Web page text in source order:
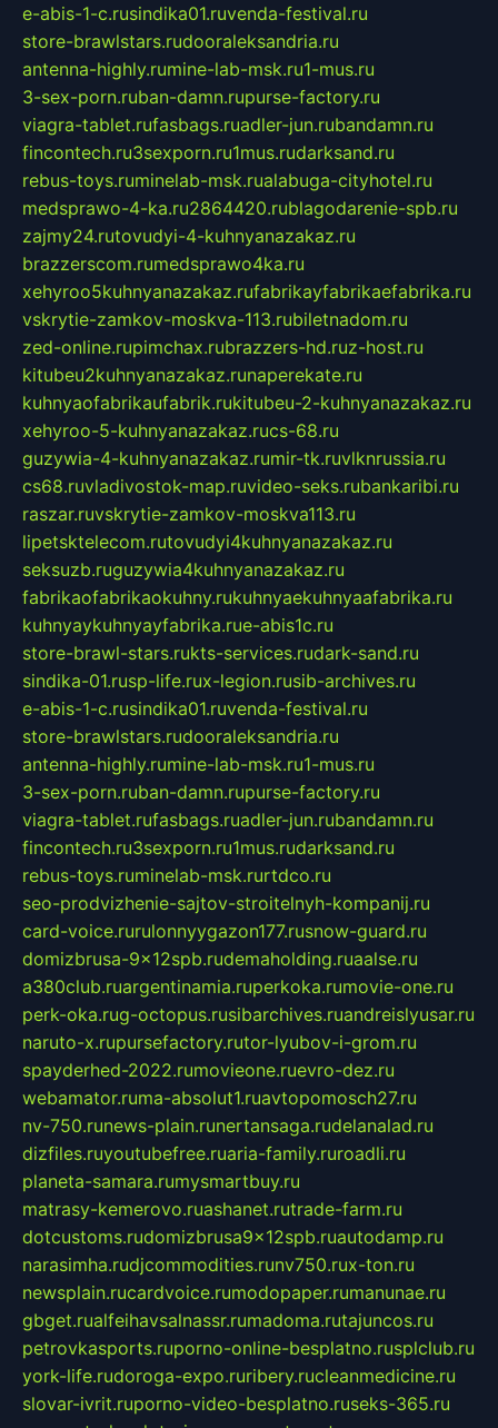
e-abis-1-c.rusindika01.ruvenda-festival.ru
store-brawlstars.rudooraleksandria.ru
antenna-highly.rumine-lab-msk.ru1-mus.ru
3-sex-porn.ruban-damn.rupurse-factory.ru
viagra-tablet.rufasbags.ruadler-jun.rubandamn.ru
fincontech.ru3sexporn.ru1mus.rudarksand.ru
rebus-toys.ruminelab-msk.rualabuga-cityhotel.ru
medsprawo-4-ka.ru2864420.rublagodarenie-spb.ru
zajmy24.rutovudyi-4-kuhnyanazakaz.ru
brazzerscom.rumedsprawo4ka.ru
xehyroo5kuhnyanazakaz.rufabrikayfabrikaefabrika.ru
vskrytie-zamkov-moskva-113.rubiletnadom.ru
zed-online.rupimchax.rubrazzers-hd.ruz-host.ru
kitubeu2kuhnyanazakaz.runaperekate.ru
kuhnyaofabrikaufabrik.rukitubeu-2-kuhnyanazakaz.ru
xehyroo-5-kuhnyanazakaz.rucs-68.ru
guzywia-4-kuhnyanazakaz.rumir-tk.ruvlknrussia.ru
cs68.ruvladivostok-map.ruvideo-seks.rubankaribi.ru
raszar.ruvskrytie-zamkov-moskva113.ru
lipetsktelecom.rutovudyi4kuhnyanazakaz.ru
seksuzb.ruguzywia4kuhnyanazakaz.ru
fabrikaofabrikaokuhny.rukuhnyaekuhnyaafabrika.ru
kuhnyaykuhnyayfabrika.rue-abis1c.ru
store-brawl-stars.rukts-services.rudark-sand.ru
sindika-01.rusp-life.rux-legion.rusib-archives.ru
e-abis-1-c.rusindika01.ruvenda-festival.ru
store-brawlstars.rudooraleksandria.ru
antenna-highly.rumine-lab-msk.ru1-mus.ru
3-sex-porn.ruban-damn.rupurse-factory.ru
viagra-tablet.rufasbags.ruadler-jun.rubandamn.ru
fincontech.ru3sexporn.ru1mus.rudarksand.ru
rebus-toys.ruminelab-msk.rurtdco.ru
seo-prodvizhenie-sajtov-stroitelnyh-kompanij.ru
card-voice.rurulonnyygazon177.rusnow-guard.ru
domizbrusa-9x12spb.rudemaholding.ruaalse.ru
a380club.ruargentinamia.ruperkoka.rumovie-one.ru
perk-oka.rug-octopus.rusibarchives.ruandreislyusar.ru
naruto-x.rupursefactory.rutor-lyubov-i-grom.ru
spayderhed-2022.rumovieone.ruevro-dez.ru
webamator.ruma-absolut1.ruavtopomosch27.ru
nv-750.runews-plain.runertansaga.rudelanalad.ru
dizfiles.ruyoutubefree.ruaria-family.ruroadli.ru
planeta-samara.rumysmartbuy.ru
matrasy-kemerovo.ruashanet.rutrade-farm.ru
dotcustoms.rudomizbrusa9x12spb.ruautodamp.ru
narasimha.rudjcommodities.runv750.rux-ton.ru
newsplain.rucardvoice.rumodopaper.rumanunae.ru
gbget.rualfeihavsalnassr.rumadoma.rutajuncos.ru
petrovkasports.ruporno-online-besplatno.rusplclub.ru
york-life.rudoroga-expo.ruribery.rucleanmedicine.ru
slovar-ivrit.ruporno-video-besplatno.ruseks-365.ru